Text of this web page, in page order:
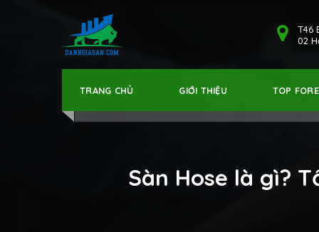
T46
02
TRANG CHỦ GIỚI THIỆU TOP
Sàn Hose là gì?